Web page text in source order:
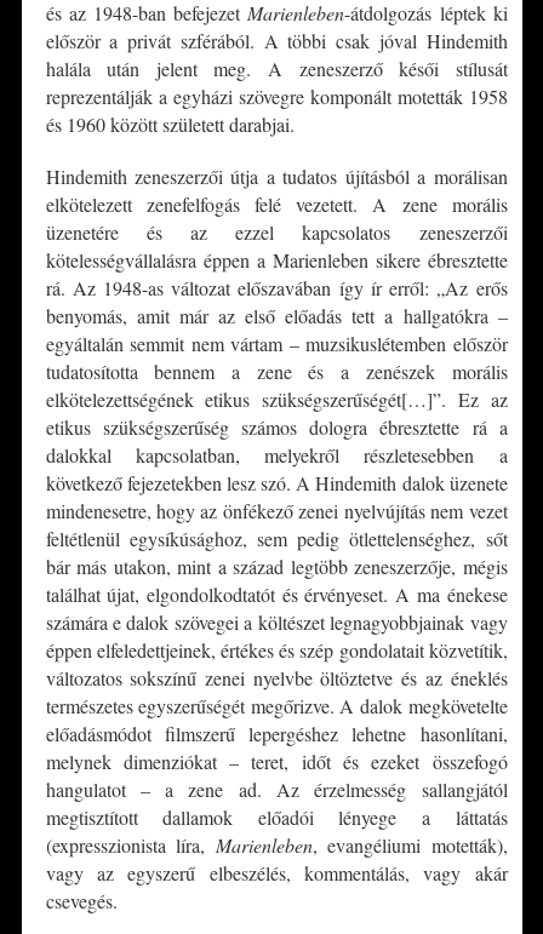
és az 1948-ban befejezet Marienleben-átdolgozás léptek ki
először a privát szférából. A többi csak jóval Hindemith
halála után jelent meg. A zeneszerző késői stílusát
reprezentálják a egyházi szövegre komponált motetták 1958
és 1960 között született darabjai.
Hindemith zeneszerzői útja a tudatos újításból a morálisan
elkötelezett zenefelfogás felé vezetett. A zene morális
üzenetére és az ezzel kapcsolatos zeneszerzői
kötelességvállalásra éppen a Marienleben sikere ébresztette
rá. Az 1948-as változat előszavában így ír erről: „Az erős
benyomás, amit már az első előadás tett a hallgatókra –
egyáltalán semmit nem vártam – muzsikuslétemben először
tudatosította bennem a zene és a zenészek morális
elkötelezettségének etikus szükségszerűségét[…]”. Ez az
etikus szükségszerűség számos dologra ébresztette rá a
dalokkal kapcsolatban, melyekről részletesebben a
következő fejezetekben lesz szó. A Hindemith dalok üzenete
mindenesetre, hogy az önfékező zenei nyelvújítás nem vezet
feltétlenül egysíkúsághoz, sem pedig ötlettelenséghez, sőt
bár más utakon, mint a század legtöbb zeneszerzője, mégis
találhat újat, elgondolkodtatót és érvényeset. A ma énekese
számára e dalok szövegei a költészet legnagyobbjainak vagy
éppen elfeledettjeinek, értékes és szép gondolatait közvetítik,
változatos sokszínű zenei nyelvbe öltöztetve és az éneklés
természetes egyszerűségét megőrizve. A dalok megkövetelte
előadásmódot filmszerű lepergéshez lehetne hasonlítani,
melynek dimenziókat – teret, időt és ezeket összefogó
hangulatot – a zene ad. Az érzelmesség sallangjától
megtisztított dallamok előadói lényege a láttatás
(expresszionista líra, Marienleben, evangéliumi motetták),
vagy az egyszerű elbeszélés, kommentálás, vagy akár
csevegés.